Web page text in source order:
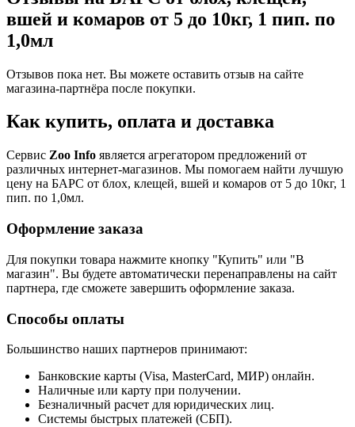
вшей и комаров от 5 до 10кг, 1 пип. по
1,0мл
Отзывов пока нет. Вы можете оставить отзыв на сайте
магазина-партнёра после покупки.
Как купить, оплата и доставка
Сервис Zoo Info является агрегатором предложений от
различных интернет-магазинов. Мы помогаем найти лучшую
цену на БАРС от блох, клещей, вшей и комаров от 5 до 10кг, 1
пип. по 1,0мл.
Оформление заказа
Для покупки товара нажмите кнопку "Купить" или "В
магазин". Вы будете автоматически перенаправлены на сайт
партнера, где сможете завершить оформление заказа.
Способы оплаты
Большинство наших партнеров принимают:
Банковские карты (Visa, MasterCard, МИР) онлайн.
Наличные или карту при получении.
Безналичный расчет для юридических лиц.
Системы быстрых платежей (СБП).